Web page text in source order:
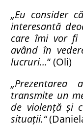
„Eu consider
interesantă
care îmi vor fi
având în
lucruri…“ (Oli)
transmite un
de violență și
situații.“